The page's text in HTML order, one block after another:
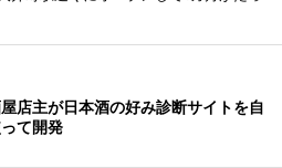
店主が日本酒の好み診断サイトを自
て開発